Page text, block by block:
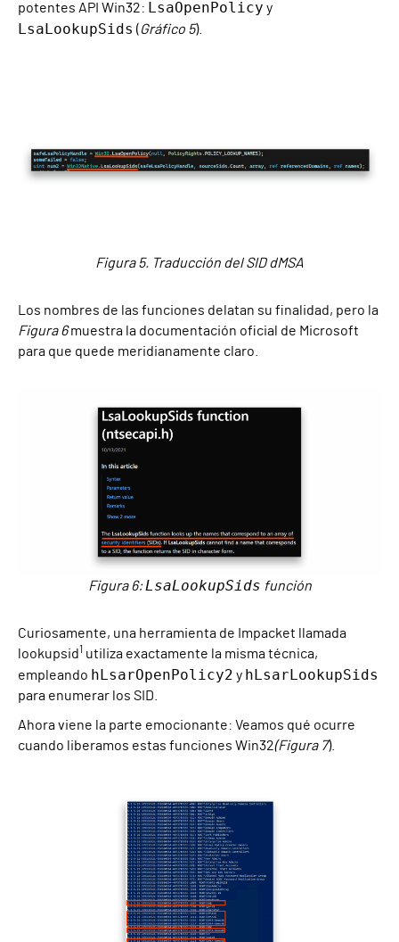
potentes API Win32: LsaOpenPolicy y
LsaLookupSids (Gráfico 5).
Figura 5. Traducción del SID dMSA
Los nombres de las funciones delatan su finalidad, pero la
Figura 6muestra la documentación oficial de Microsoft
para que quede meridianamente claro.
Figura 6:LsaLookupSids función
Curiosamente, una herramienta de Impacket llamada
lookupsid1 utiliza exactamente la misma técnica,
empleando hLsarOpenPolicy2 y hLsarLookupSids
para enumerar los SID.
Ahora viene la parte emocionante: Veamos qué ocurre
cuando liberamos estas funciones Win32(Figura 7).